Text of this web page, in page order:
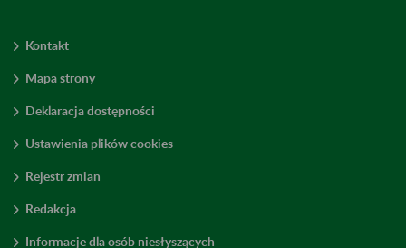
Kontakt
Mapa strony
Deklaracja dostępności
Ustawienia plików cookies
Rejestr zmian
Redakcja
Informacje dla osób niesłyszących